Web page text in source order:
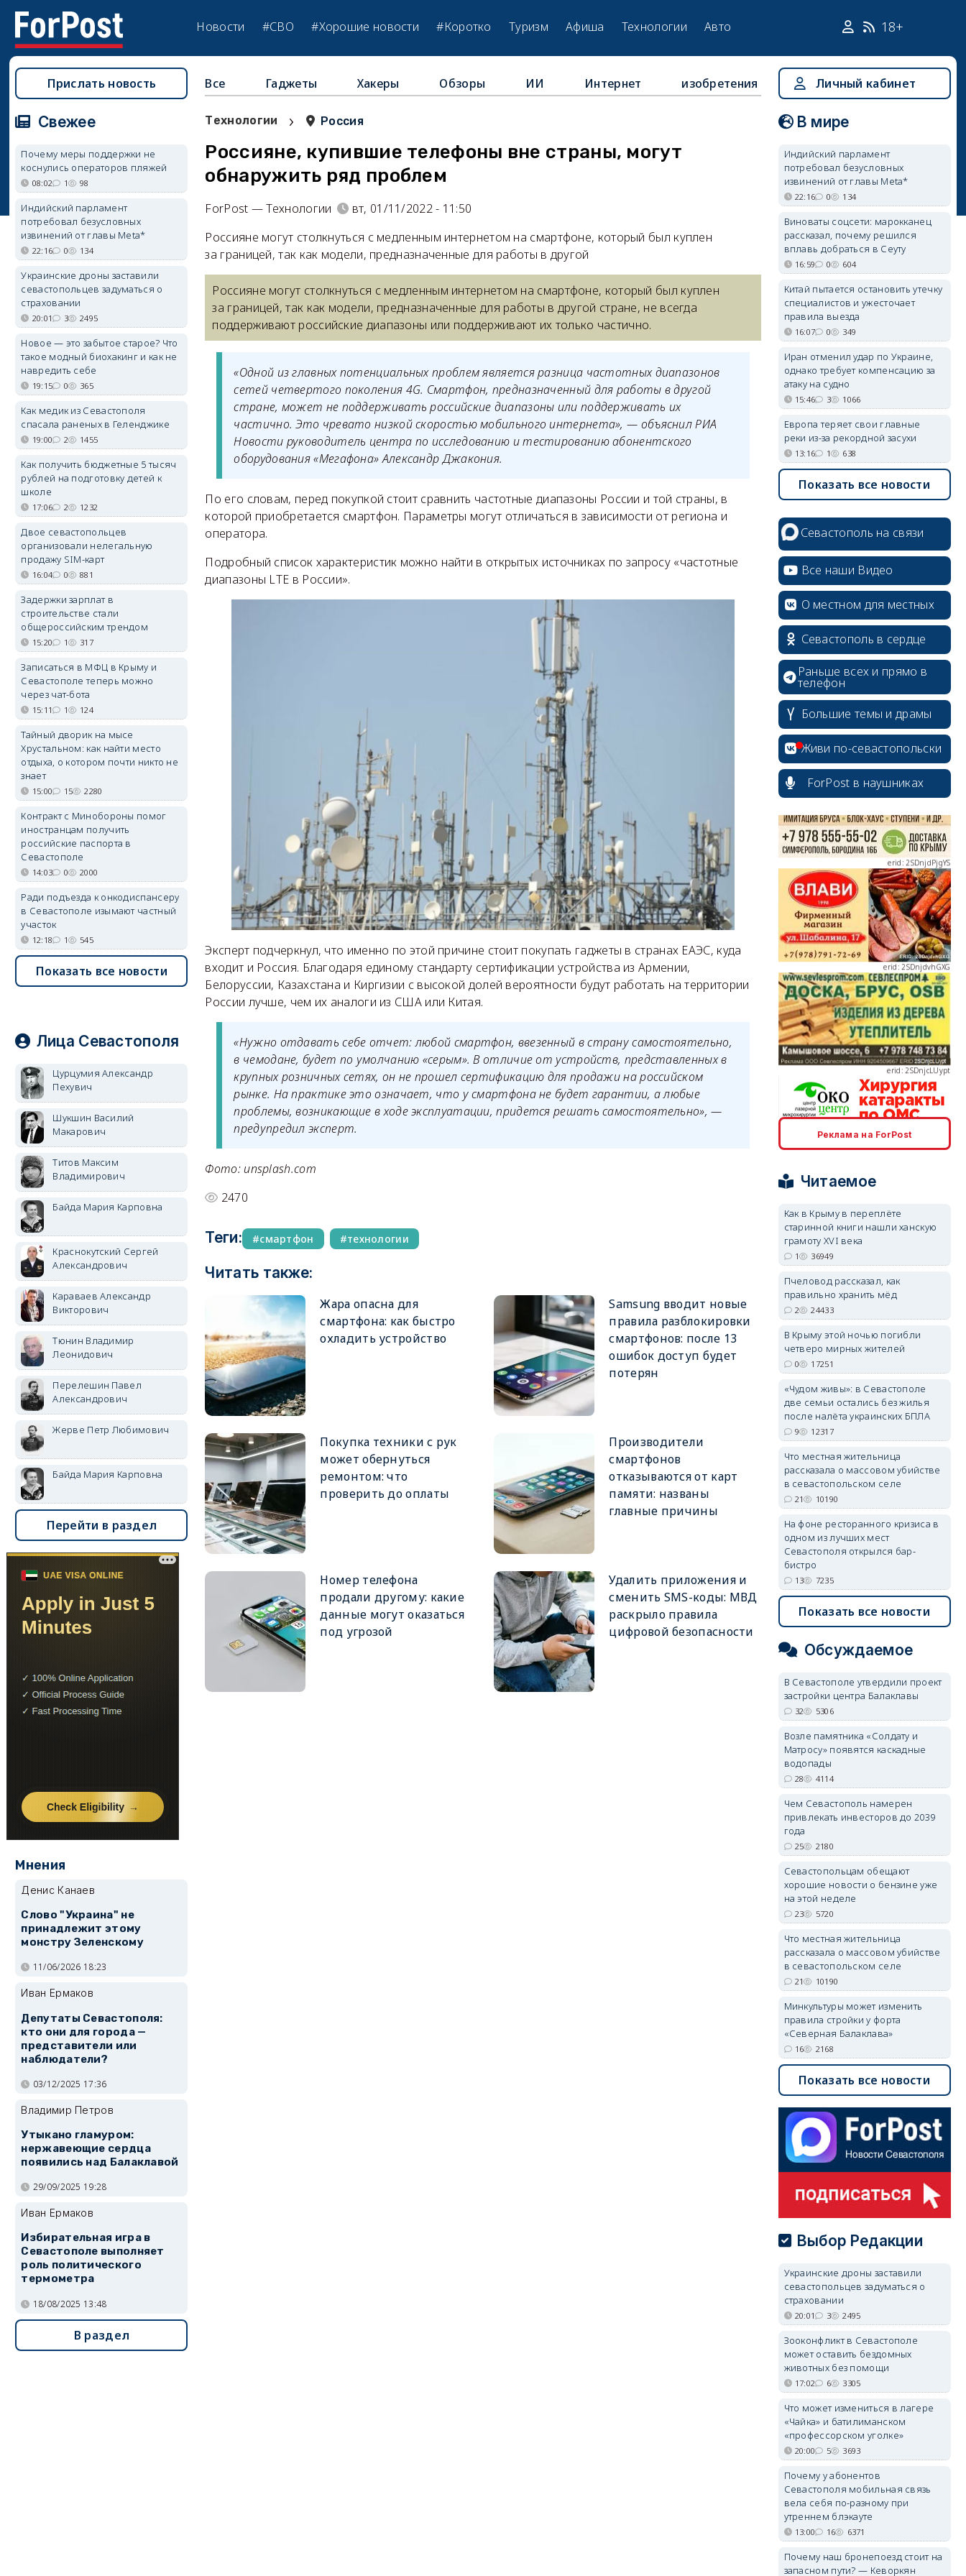
Новости #СВО #Хорошие новости #Коротко Туризм Афиша Технологии Авто 18+
Все Гаджеты Хакеры Обзоры ИИ Интернет изобретения
Технологии › Россия
Россияне, купившие телефоны вне страны, могут
обнаружить ряд проблем
ForPost — Технологии
вт, 01/11/2022 - 11:50
Россияне могут столкнуться с медленным интернетом на смартфоне, который был куплен
за границей, так как модели, предназначенные для работы в другой
Россияне могут столкнуться с медленным интернетом на смартфоне, который был куплен
за границей, так как модели, предназначенные для работы в другой стране, не всегда
поддерживают российские диапазоны или поддерживают их только частично.
«Одной из главных потенциальных проблем является разница частотных диапазонов
сетей четвертого поколения 4G. Смартфон, предназначенный для работы в другой
стране, может не поддерживать российские диапазоны или поддерживать их
частично. Это чревато низкой скоростью мобильного интернета», — объяснил РИА
Новости руководитель центра по исследованию и тестированию абонентского
оборудования «Мегафона» Александр Джакония.
По его словам, перед покупкой стоит сравнить частотные диапазоны России и той страны, в
которой приобретается смартфон. Параметры могут отличаться в зависимости от региона и
оператора.
Подробный список характеристик можно найти в открытых источниках по запросу «частотные
диапазоны LTE в России».
Эксперт подчеркнул, что именно по этой причине стоит покупать гаджеты в странах ЕАЭС, куда
входит и Россия. Благодаря единому стандарту сертификации устройства из Армении,
Белоруссии, Казахстана и Киргизии с высокой долей вероятности будут работать на территории
России лучше, чем их аналоги из США или Китая.
«Нужно отдавать себе отчет: любой смартфон, ввезенный в страну самостоятельно,
в чемодане, будет по умолчанию «серым». В отличие от устройств, представленных в
крупных розничных сетях, он не прошел сертификацию для продажи на российском
рынке. На практике это означает, что у смартфона не будет гарантии, а любые
проблемы, возникающие в ходе эксплуатации, придется решать самостоятельно», —
предупредил эксперт.
Фото: unsplash.com
2470
Теги: смартфон технологии
Читать также:
Жара опасна для
смартфона: как быстро
охладить устройство
Samsung вводит новые
правила разблокировки
смартфонов: после 13
ошибок доступ будет
потерян
Покупка техники с рук
может обернуться
ремонтом: что
проверить до оплаты
Производители
смартфонов
отказываются от карт
памяти: названы
главные причины
Номер телефона
продали другому: какие
данные могут оказаться
под угрозой
Удалить приложения и
сменить SMS-коды: МВД
раскрыло правила
цифровой безопасности
Прислать новость
Свежее
Почему меры поддержки не
коснулись операторов пляжей
08:02 1 98
Индийский парламент
потребовал безусловных
извинений от главы Meta*
22:16 0 134
Украинские дроны заставили
севастопольцев задуматься о
страховании
20:01 3 2495
Новое — это забытое старое? Что
такое модный биохакинг и как не
навредить себе
19:15 0 365
Как медик из Севастополя
спасала раненых в Геленджике
19:00 2 1455
Как получить бюджетные 5 тысяч
рублей на подготовку детей к
школе
17:06 2 1232
Двое севастопольцев
организовали нелегальную
продажу SIM-карт
16:04 0 881
Задержки зарплат в
строительстве стали
общероссийским трендом
15:20 1 317
Записаться в МФЦ в Крыму и
Севастополе теперь можно
через чат-бота
15:11 1 124
Тайный дворик на мысе
Хрустальном: как найти место
отдыха, о котором почти никто не
знает
15:00 15 2280
Контракт с Минобороны помог
иностранцам получить
российские паспорта в
Севастополе
14:03 0 2000
Ради подъезда к онкодиспансеру
в Севастополе изымают частный
участок
12:18 1 545
Показать все новости
Лица Севастополя
Цурцумия Александр
Пехувич
Шукшин Василий
Макарович
Титов Максим
Владимирович
Байда Мария Карповна
Краснокутский Сергей
Александрович
Караваев Александр
Викторович
Тюнин Владимир
Леонидович
Перелешин Павел
Александрович
Жерве Петр Любимович
Байда Мария Карповна
Перейти в раздел
Мнения
Денис Канаев
Слово "Украина" не
принадлежит этому
монстру Зеленскому
11/06/2026 18:23
Иван Ермаков
Депутаты Севастополя:
кто они для города —
представители или
наблюдатели?
03/12/2025 17:36
Владимир Петров
Утыкано гламуром:
нержавеющие сердца
появились над Балаклавой
29/09/2025 19:28
Иван Ермаков
Избирательная игра в
Севастополе выполняет
роль политического
термометра
18/08/2025 13:48
В раздел
Личный кабинет
В мире
Индийский парламент
потребовал безусловных
извинений от главы Meta*
22:16 0 134
Виноваты соцсети: марокканец
рассказал, почему решился
вплавь добраться в Сеуту
16:59 0 604
Китай пытается остановить утечку
специалистов и ужесточает
правила выезда
16:07 0 349
Иран отменил удар по Украине,
однако требует компенсацию за
атаку на судно
15:46 3 1066
Европа теряет свои главные
реки из-за рекордной засухи
13:16 1 638
Показать все новости
Севастополь на связи
Все наши Видео
О местном для местных
Севастополь в сердце
Раньше всех и прямо в
телефон
Большие темы и драмы
Живи по-севастопольски
ForPost в наушниках
erid: 2SDnjcrDNw6
erid: 2SDnjdPjgYS
erid: 2SDnjdvhGXG
erid: 2SDnjcLUypt
erid: 2SDnjcrDNw6
erid: 2SDnjdvhGXG
Реклама на ForPost
Читаемое
Как в Крыму в переплёте
старинной книги нашли ханскую
грамоту XVI века
1 36949
Пчеловод рассказал, как
правильно хранить мёд
2 24433
В Крыму этой ночью погибли
четверо мирных жителей
0 17251
«Чудом живы»: в Севастополе
две семьи остались без жилья
после налёта украинских БПЛА
9 12317
Что местная жительница
рассказала о массовом убийстве
в севастопольском селе
21 10190
На фоне ресторанного кризиса в
одном из лучших мест
Севастополя открылся бар-
бистро
13 7235
Показать все новости
Обсуждаемое
В Севастополе утвердили проект
застройки центра Балаклавы
32 5306
Возле памятника «Солдату и
Матросу» появятся каскадные
водопады
28 4114
Чем Севастополь намерен
привлекать инвесторов до 2039
года
25 2180
Севастопольцам обещают
хорошие новости о бензине уже
на этой неделе
23 5720
Что местная жительница
рассказала о массовом убийстве
в севастопольском селе
21 10190
Минкультуры может изменить
правила стройки у форта
«Северная Балаклава»
16 2168
Показать все новости
Выбор Редакции
Украинские дроны заставили
севастопольцев задуматься о
страховании
20:01 3 2495
Зооконфликт в Севастополе
может оставить бездомных
животных без помощи
17:02 6 3305
Что может измениться в лагере
«Чайка» и батилиманском
«профессорском уголке»
20:00 5 3693
Почему у абонентов
Севастополя мобильная связь
вела себя по-разному при
утреннем блэкауте
13:00 16 6371
Почему наш бронепоезд стоит на
запасном пути? — Кеворкян